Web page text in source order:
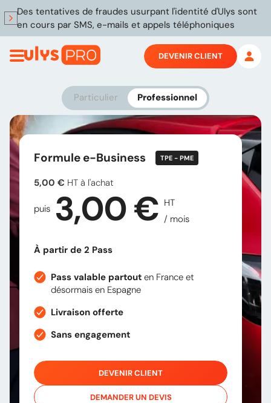
Des tentatives de fraudes usurpant l'identité d'Ulys sont
en cours par SMS, e-mails et appels téléphoniques
Particulier Professionnel
DEVENIR CLIENT
Formule e-Business TPE - PME
5,00 € HT à l'achat
puis 3,00€ HT
/ mois
À partir de 2 Pass
Pass valable partouten France et
désormais en Espagne
Livraison offerte
Sans engagement
DEVENIR CLIENT
DEMANDER UN DEVIS